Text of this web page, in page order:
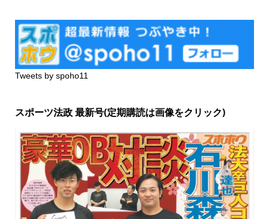
Tweets by spoho11
スポーツ法政 最新号(定期購読は画像をクリック)